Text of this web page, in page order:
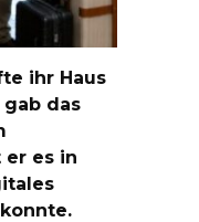
ihr Haus
das
er es in